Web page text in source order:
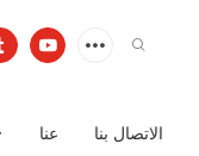
عنا الاتصال بنا